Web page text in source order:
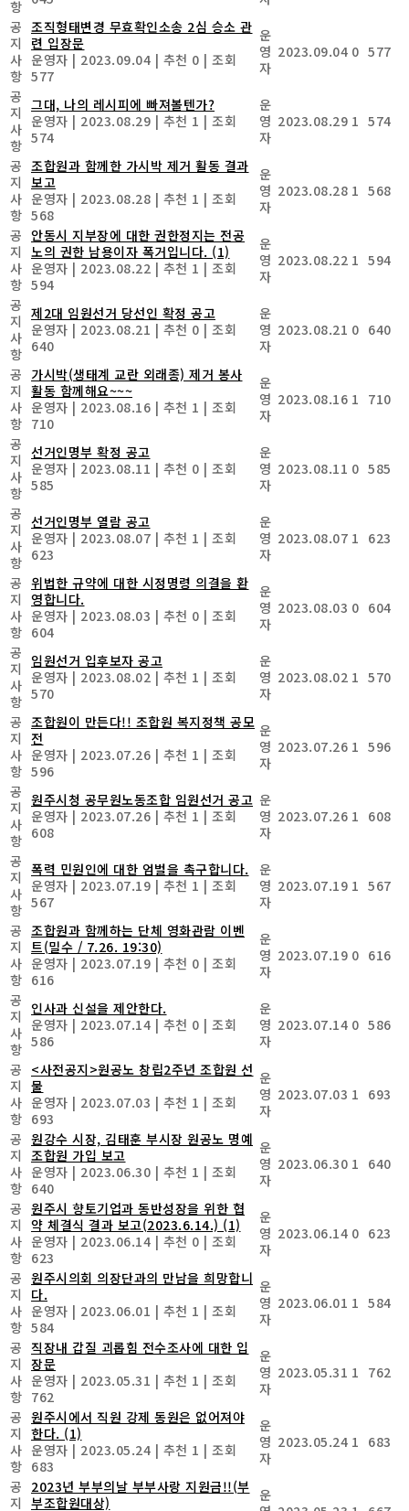
항
공
지
사
항
조직형태변경 무효확인소송 2심 승소 관
련 입장문
운영자 | 2023.09.04 | 추천 0 | 조회
577
운
영
자
2023.09.04 0 577
공
지
사
항
그대, 나의 레시피에 빠져볼텐가?
운영자 | 2023.08.29 | 추천 1 | 조회
574
운
영
자
2023.08.29 1 574
공
지
사
항
조합원과 함께한 가시박 제거 활동 결과
보고
운영자 | 2023.08.28 | 추천 1 | 조회
568
운
영
자
2023.08.28 1 568
공
지
사
항
안동시 지부장에 대한 권한정지는 전공
노의 권한 남용이자 폭거입니다. (1)
운영자 | 2023.08.22 | 추천 1 | 조회
594
운
영
자
2023.08.22 1 594
공
지
사
항
제2대 임원선거 당선인 확정 공고
운영자 | 2023.08.21 | 추천 0 | 조회
640
운
영
자
2023.08.21 0 640
공
지
사
항
가시박(생태계 교란 외래종) 제거 봉사
활동 함께해요~~~
운영자 | 2023.08.16 | 추천 1 | 조회
710
운
영
자
2023.08.16 1 710
공
지
사
항
선거인명부 확정 공고
운영자 | 2023.08.11 | 추천 0 | 조회
585
운
영
자
2023.08.11 0 585
공
지
사
항
선거인명부 열람 공고
운영자 | 2023.08.07 | 추천 1 | 조회
623
운
영
자
2023.08.07 1 623
공
지
사
항
위법한 규약에 대한 시정명령 의결을 환
영합니다.
운영자 | 2023.08.03 | 추천 0 | 조회
604
운
영
자
2023.08.03 0 604
공
지
사
항
임원선거 입후보자 공고
운영자 | 2023.08.02 | 추천 1 | 조회
570
운
영
자
2023.08.02 1 570
공
지
사
항
조합원이 만든다!! 조합원 복지정책 공모
전
운영자 | 2023.07.26 | 추천 1 | 조회
596
운
영
자
2023.07.26 1 596
공
지
사
항
원주시청 공무원노동조합 임원선거 공고
운영자 | 2023.07.26 | 추천 1 | 조회
608
운
영
자
2023.07.26 1 608
공
지
사
항
폭력 민원인에 대한 엄벌을 촉구합니다.
운영자 | 2023.07.19 | 추천 1 | 조회
567
운
영
자
2023.07.19 1 567
공
지
사
항
조합원과 함께하는 단체 영화관람 이벤
트(밀수 / 7.26. 19:30)
운영자 | 2023.07.19 | 추천 0 | 조회
616
운
영
자
2023.07.19 0 616
공
지
사
항
인사과 신설을 제안한다.
운영자 | 2023.07.14 | 추천 0 | 조회
586
운
영
자
2023.07.14 0 586
공
지
사
항
<사전공지>원공노 창립2주년 조합원 선
물
운영자 | 2023.07.03 | 추천 1 | 조회
693
운
영
자
2023.07.03 1 693
공
지
사
항
원강수 시장, 김태훈 부시장 원공노 명예
조합원 가입 보고
운영자 | 2023.06.30 | 추천 1 | 조회
640
운
영
자
2023.06.30 1 640
공
지
사
항
원주시 향토기업과 동반성장을 위한 협
약 체결식 결과 보고(2023.6.14.) (1)
운영자 | 2023.06.14 | 추천 0 | 조회
623
운
영
자
2023.06.14 0 623
공
지
사
항
원주시의회 의장단과의 만남을 희망합니
다.
운영자 | 2023.06.01 | 추천 1 | 조회
584
운
영
자
2023.06.01 1 584
공
지
사
항
직장내 갑질 괴롭힘 전수조사에 대한 입
장문
운영자 | 2023.05.31 | 추천 1 | 조회
762
운
영
자
2023.05.31 1 762
공
지
사
항
원주시에서 직원 강제 동원은 없어져야
한다. (1)
운영자 | 2023.05.24 | 추천 1 | 조회
683
운
영
자
2023.05.24 1 683
공
지
2023년 부부의날 부부사랑 지원금!!(부
부조합원대상)
운